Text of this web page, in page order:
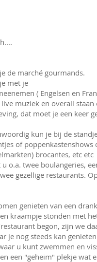
de marché gourmands.
met je
( Engelsen en
muziek en overall
dat moet je een keer
kun je bij de
of poppenkastenshows
brocantes, etc etc
o.a. twee boulangeries,
gezellige restaurants.
genieten van een
kraampje stonden met
begon, zijn we
je nog steeds kan
u kunt zwemmen en
een "geheim" plekje wat